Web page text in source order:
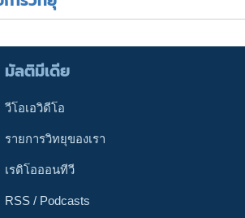
มัลติมีเดีย
วีโอเอวิดีโอ
รายการวิทยุของเรา
เรดิโอออนทีวี
RSS / Podcasts